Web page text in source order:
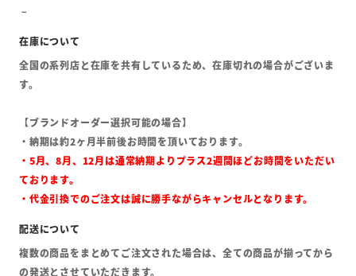
全国の系列店と在庫を共有しているため、在庫切れの場合がございま
す。
【ブランドオーダー選択可能の場合】
・納期は約2ヶ月半前後お時間を頂いております。
・5月、8月、12月は通常納期よりプラス2週間ほどお時間をいただい
ております。
・代金引換でのご注文は誠に勝手ながらキャンセルとなります。
複数の商品をまとめてご注文された場合は、全ての商品が揃ってから
の発送とさせていただきます。